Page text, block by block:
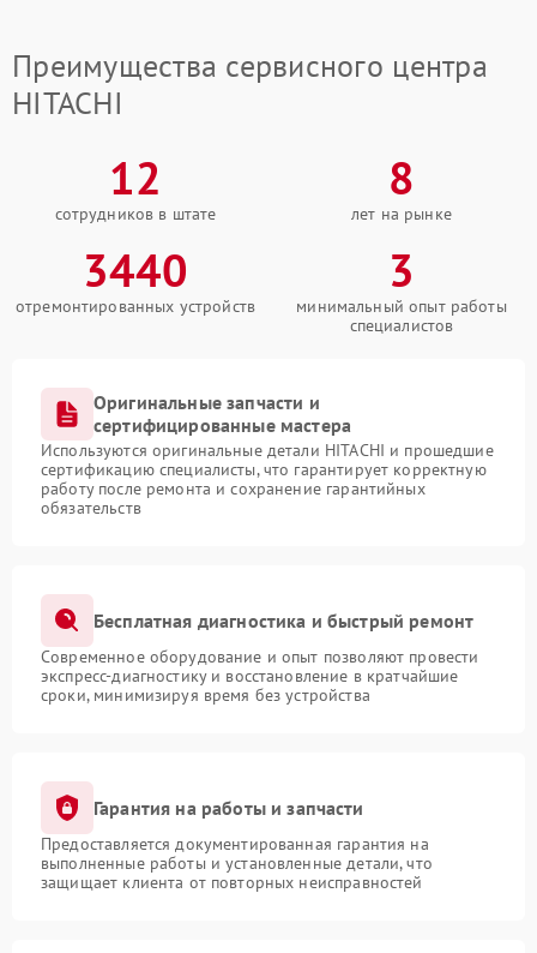
Преимущества сервисного центра
HITACHI
12
сотрудников в штате
8
лет на рынке
3440
отремонтированных устройств
3
минимальный опыт работы
специалистов
Оригинальные запчасти и
сертифицированные мастера
Используются оригинальные детали HITACHI и прошедшие
сертификацию специалисты, что гарантирует корректную
работу после ремонта и сохранение гарантийных
обязательств
Бесплатная диагностика и быстрый ремонт
Современное оборудование и опыт позволяют провести
экспресс-диагностику и восстановление в кратчайшие
сроки, минимизируя время без устройства
Гарантия на работы и запчасти
Предоставляется документированная гарантия на
выполненные работы и установленные детали, что
защищает клиента от повторных неисправностей